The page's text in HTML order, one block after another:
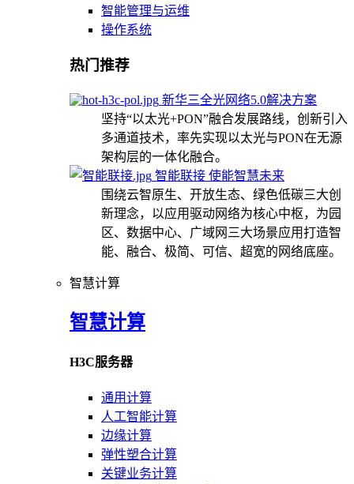
智能管理与运维
操作系统
热门推荐
新华三全光网络5.0解决方案
坚持“以太光+PON”融合发展路线，创新引入
多通道技术，率先实现以太光与PON在无源
架构层的一体化融合。
智能联接 使能智慧未来
围绕云智原生、开放生态、绿色低碳三大创
新理念，以应用驱动网络为核心中枢，为园
区、数据中心、广域网三大场景应用打造智
能、融合、极简、可信、超宽的网络底座。
智慧计算
智慧计算
H3C服务器
通用计算
人工智能计算
边缘计算
弹性塑合计算
关键业务计算